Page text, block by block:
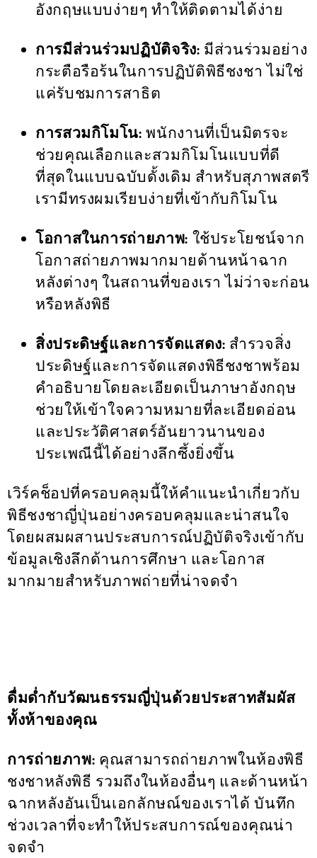
อังกฤษแบบง่ายๆ ทำให้ติดตามได้ง่าย
การมีส่วนร่วมปฏิบัติจริง: มีส่วนร่วมอย่าง
กระตือรือร้นในการปฏิบัติพิธีชงชา ไม่ใช่
แค่รับชมการสาธิต
การสวมกิโมโน: พนักงานที่เป็นมิตรจะ
ช่วยคุณเลือกและสวมกิโมโนแบบที่ดี
ที่สุดในแบบฉบับดั้งเดิม สำหรับสุภาพสตรี
เรามีทรงผมเรียบง่ายที่เข้ากับกิโมโน
โอกาสในการถ่ายภาพ: ใช้ประโยชน์จาก
โอกาสถ่ายภาพมากมายด้านหน้าฉาก
หลังต่างๆ ในสถานที่ของเรา ไม่ว่าจะก่อน
หรือหลังพิธี
สิ่งประดิษฐ์และการจัดแสดง: สำรวจสิ่ง
ประดิษฐ์และการจัดแสดงพิธีชงชาพร้อม
คำอธิบายโดยละเอียดเป็นภาษาอังกฤษ
ช่วยให้เข้าใจความหมายที่ละเอียดอ่อน
และประวัติศาสตร์อันยาวนานของ
ประเพณีนี้ได้อย่างลึกซึ้งยิ่งขึ้น
เวิร์คช็อปที่ครอบคลุมนี้ให้คำแนะนำเกี่ยวกับ
พิธีชงชาญี่ปุ่นอย่างครอบคลุมและน่าสนใจ
โดยผสมผสานประสบการณ์ปฏิบัติจริงเข้ากับ
ข้อมูลเชิงลึกด้านการศึกษา และโอกาส
มากมายสำหรับภาพถ่ายที่น่าจดจำ
ดื่มด่ำกับวัฒนธรรมญี่ปุ่นด้วยประสาทสัมผัส
ทั้งห้าของคุณ
การถ่ายภาพ: คุณสามารถถ่ายภาพในห้องพิธี
ชงชาหลังพิธี รวมถึงในห้องอื่นๆ และด้านหน้า
ฉากหลังอันเป็นเอกลักษณ์ของเราได้ บันทึก
ช่วงเวลาที่จะทำให้ประสบการณ์ของคุณน่า
จดจำ